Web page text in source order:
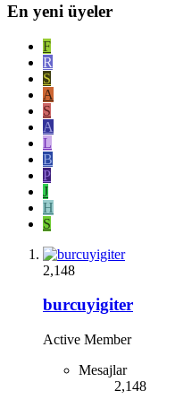
En yeni üyeler
F
R
S
A
S
A
L
B
P
J
H
S
2,148
burcuyigiter
Active Member
Mesajlar
2,148